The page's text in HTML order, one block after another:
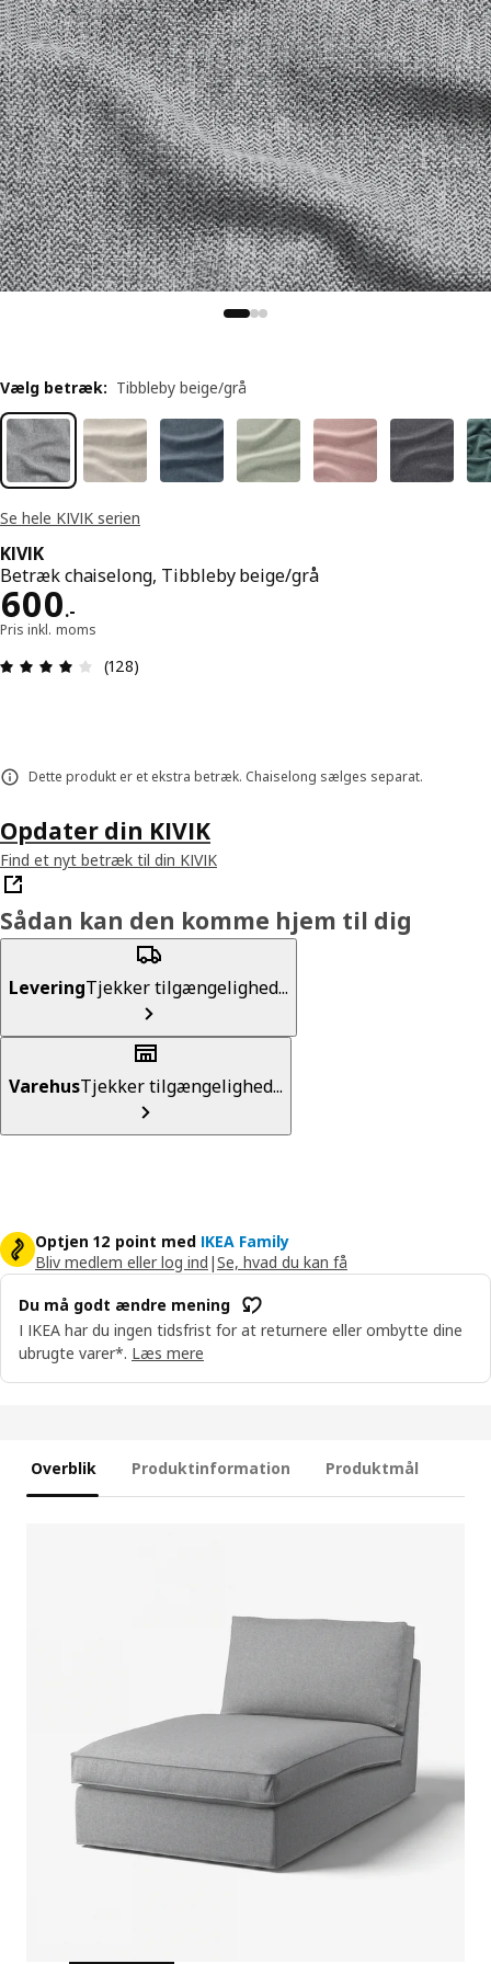
Se hele KIVIK serien
KIVIK
Betræk chaiselong, Tibbleby beige/grå
600.-
Pris 600.-
Pris inkl. moms
Anmeldelse: 4.1 Ud af 5 Stjerner. Anmeldelser i
(128)
Dette produkt er et ekstra betræk. Chaiselong sælges separat.
Vælg betræk: Tibbleby beige/grå
Opdater din KIVIK
Find et nyt betræk til din KIVIK
Sådan kan den komme hjem til dig
LeveringTjekker tilgængelighed...
VarehusTjekker tilgængelighed...
Optjen 12 point med IKEA Family
Bliv medlem eller log ind |Se, hvad du kan få
Du må godt ændre mening
I IKEA har du ingen tidsfrist for at returnere eller ombytte dine
ubrugte varer*. Læs mere
Overblik Produktinformation Produktmål